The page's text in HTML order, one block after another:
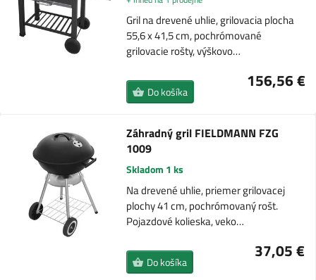
Gril na drevené uhlie, grilovacia plocha
55,6 x 41,5 cm, pochrómované
grilovacie rošty, výškovo…
156,56 €
Do košíka
Záhradný gril FIELDMANN FZG
1009
Skladom 1 ks
Na drevené uhlie, priemer grilovacej
plochy 41 cm, pochrómovaný rošt.
Pojazdové kolieska, veko…
37,05 €
Do košíka